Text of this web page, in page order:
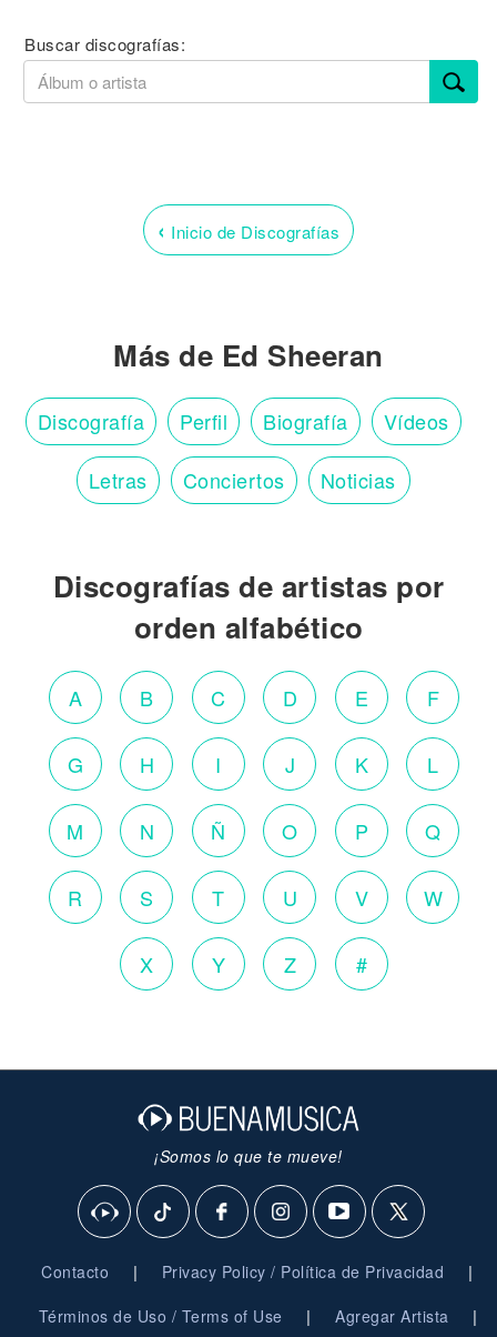
Buscar discografías:
‹ Inicio de Discografías
Más de Ed Sheeran
Discografía Perfil Biografía Vídeos
Letras Conciertos Noticias
Discografías de artistas por
orden alfabético
A B C D E F
G H I J K L
M N Ñ O P Q
R S T U V W
X Y Z #
¡Somos lo que te mueve!
Contacto | Privacy Policy / Política de Privacidad |
Términos de Uso / Terms of Use | Agregar Artista |